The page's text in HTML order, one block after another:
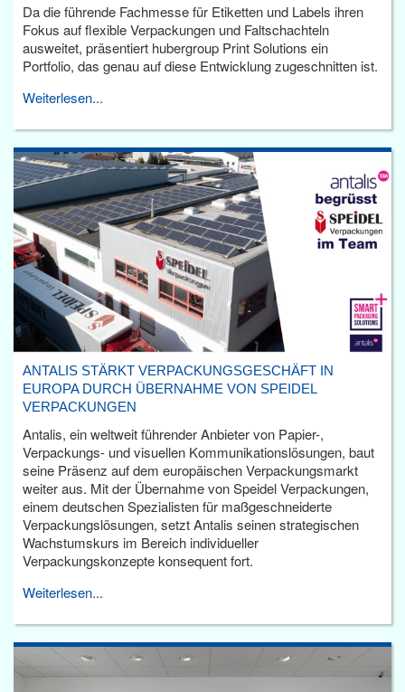
Da die führende Fachmesse für Etiketten und Labels ihren
Fokus auf flexible Verpackungen und Faltschachteln
ausweitet, präsentiert hubergroup Print Solutions ein
Portfolio, das genau auf diese Entwicklung zugeschnitten ist.
Weiterlesen...
ANTALIS STÄRKT VERPACKUNGSGESCHÄFT IN
EUROPA DURCH ÜBERNAHME VON SPEIDEL
VERPACKUNGEN
Antalis, ein weltweit führender Anbieter von Papier-,
Verpackungs- und visuellen Kommunikationslösungen, baut
seine Präsenz auf dem europäischen Verpackungsmarkt
weiter aus. Mit der Übernahme von Speidel Verpackungen,
einem deutschen Spezialisten für maßgeschneiderte
Verpackungslösungen, setzt Antalis seinen strategischen
Wachstumskurs im Bereich individueller
Verpackungskonzepte konsequent fort.
Weiterlesen...